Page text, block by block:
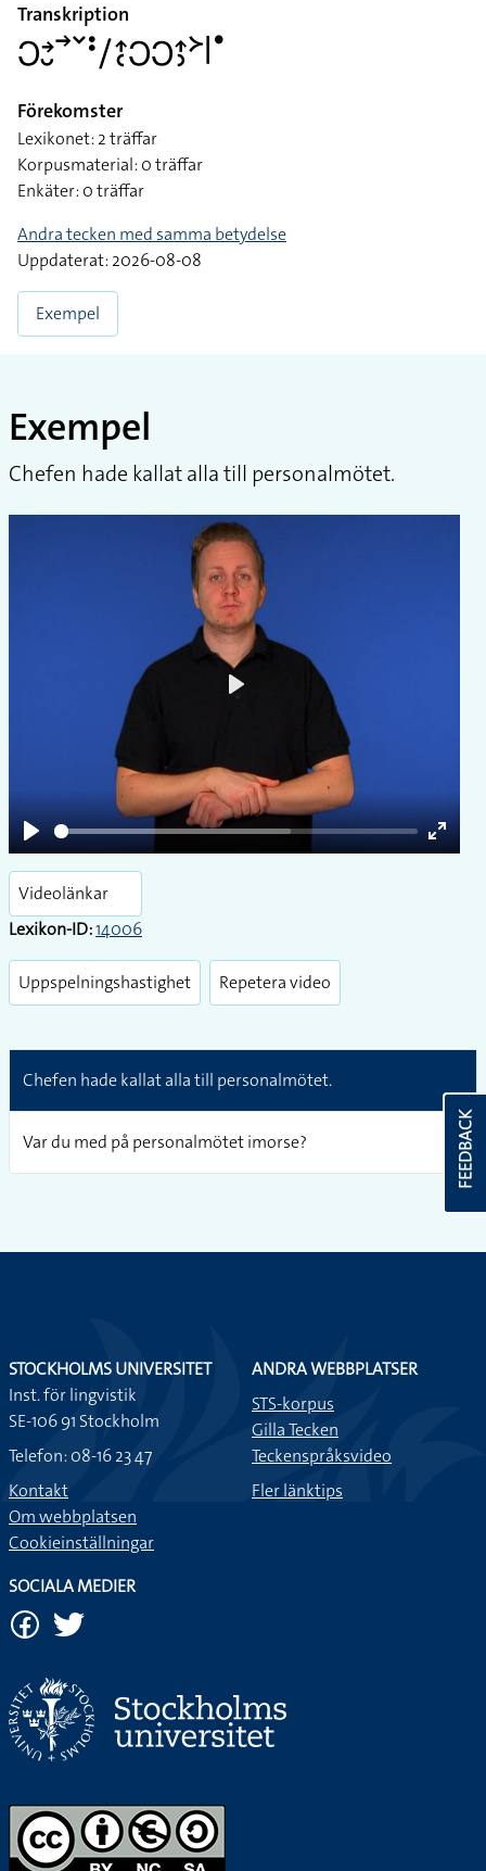
Transkription
􌥋􌥔􌤷􌥣􌥧􌥻􌥠􌤴􌥗􌥋􌥋􌤴􌤶􌦅􌥼􌤟
Förekomster
Lexikonet: 2 träffar
Korpusmaterial: 0 träffar
Enkäter: 0 träffar
Andra tecken med samma betydelse
Uppdaterat: 2026-08-08
Exempel
Exempel
Chefen hade kallat alla till personalmötet.
Play
Enter
Videolänkar
Lexikon-ID:14006
Uppspelningshastighet Repetera video
Chefen hade kallat alla till personalmötet.
Var du med på personalmötet imorse? FEEDBACK
STOCKHOLMS UNIVERSITET
Inst. för lingvistik
SE-106 91 Stockholm
Telefon: 08-16 23 47
Kontakt
Om webbplatsen
Cookieinställningar
ANDRA WEBBPLATSER
STS-korpus
Gilla Tecken
Teckenspråksvideo
Fler länktips
SOCIALA MEDIER